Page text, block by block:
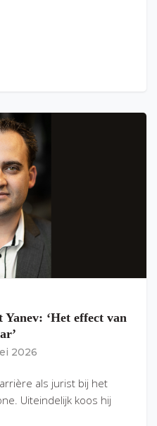
‘Het effect van
2026
als jurist bij het
Uiteindelijk koos hij